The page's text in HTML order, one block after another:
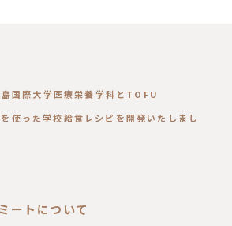
島国際大学医療栄養学科とTOFU
使った学校給食レシピを開発いたしまし